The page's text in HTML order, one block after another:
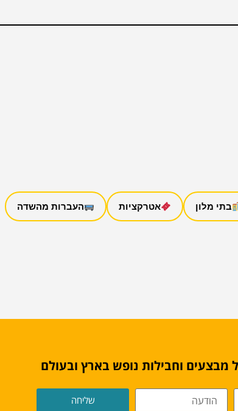
בתי מלון אטרקציות העברות מהשדה
וחבילות נופש בארץ ובעולם
שליחה